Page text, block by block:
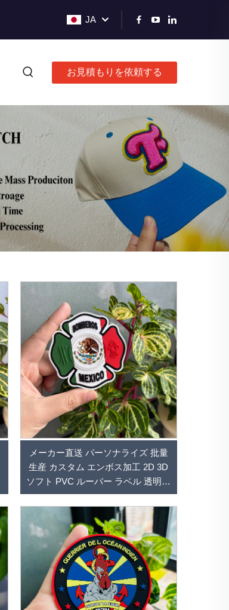
JA
お見積もりを依頼する
メーカー直送 パーソナライズ 批量
生産 カスタム エンボス加工 2D 3D
ソフト PVC ルーバー ラベル 透明ロ
ゴ ルーバー パッチ 衣料品用